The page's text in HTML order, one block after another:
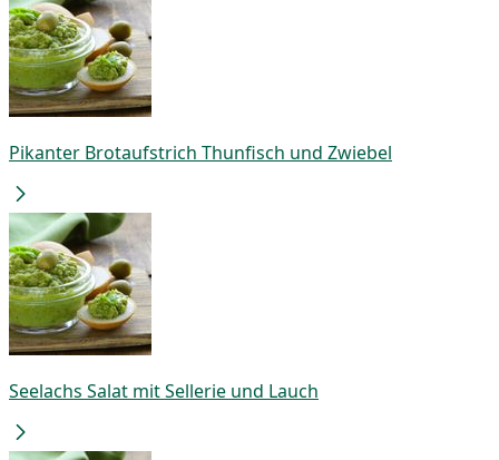
Pikanter Brotaufstrich Thunfisch und Zwiebel
Seelachs Salat mit Sellerie und Lauch